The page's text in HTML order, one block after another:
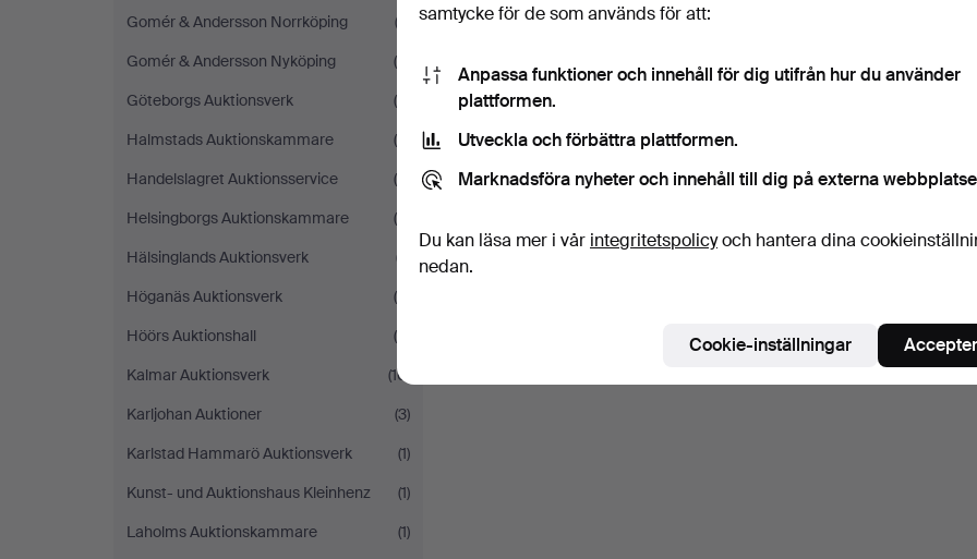
Gomér & Andersson Norrköping
(3)
Gomér & Andersson Nyköping
(5)
Göteborgs Auktionsverk
(4)
Halmstads Auktionskammare
(9)
Handelslagret Auktionsservice
(8)
Helsingborgs Auktionskammare
(8)
Hälsinglands Auktionsverk
(7)
Höganäs Auktionsverk
(4)
Höörs Auktionshall
(6)
Kalmar Auktionsverk
(10)
Karljohan Auktioner
(3)
Karlstad Hammarö Auktionsverk
(1)
Kunst- und Auktionshaus Kleinhenz
(1)
Laholms Auktionskammare
(1)
samtycke för de som används för att:
Anpassa funktioner och innehåll för dig utifrån hur du använder
plattformen.
Utveckla och förbättra plattformen.
Marknadsföra nyheter och innehåll till dig på externa
Du kan läsa mer i vår integritetspolicyoch hantera dina
nedan.
Cookie-inställningar